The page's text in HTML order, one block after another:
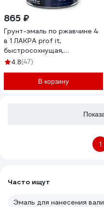
865 ₽
Грунт-эмаль по ржавчине 4
в 1 ЛАКРА prof it,
быстросохнущая,
шоколадно-коричневый, ral
4.8(47)
В корзину
1
Часто ищут
Эмаль для нанесения